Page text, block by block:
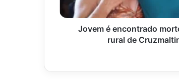
Cruzmaltina
Jovem é encontrado
rural de